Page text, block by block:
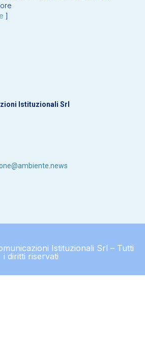
]
Istituzionali Srl
Istituzionali Srl – Tutti
i diritti riservati